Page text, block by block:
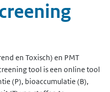
en Toxisch) en PMT
tool is een online tool
(P), bioaccumulatie (B),